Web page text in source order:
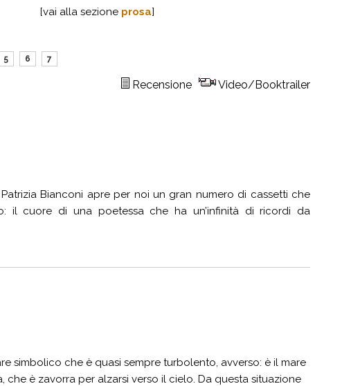
[vai alla sezione prosa]
5 6 7
Recensione Video/Booktrailer
Bianconi apre per noi un gran numero di cassetti che
il cuore di una poetessa che ha un’infinità di ricordi da
simbolico che è quasi sempre turbolento, avverso: è il mare
che è zavorra per alzarsi verso il cielo. Da questa situazione